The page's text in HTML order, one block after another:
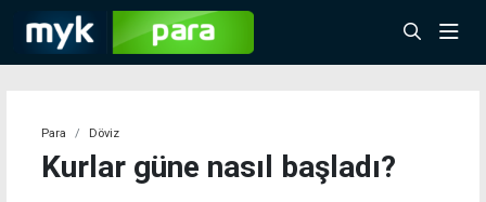
Para Döviz
Kurlar güne nasıl başladı?